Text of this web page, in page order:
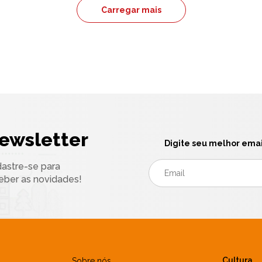
Carregar mais
se para
as novidades!
Digite seu melhor